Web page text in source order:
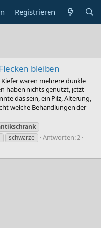
Registrieren
bleiben
waren mehrere dunkle
haben nichts genutzt, jetzt
das sein, ein Pilz, Alterung,
welche Behandlungen der
schwarze
Antworten: 2